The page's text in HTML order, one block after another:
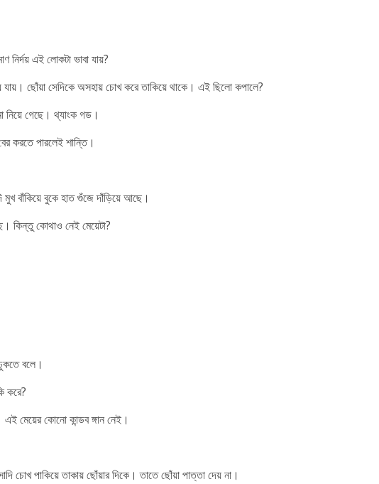
এই লোকটা ভাবা যায়?
যায়। ছোঁয়া সেদিকে অসহায় চোখ করে তাকিয়ে থাকে। এই ছিলো কপালে?
নিয়ে গেছে। থ্যাংক গড।
করতে পারলেই শান্তি।
মুখ বাঁকিয়ে বুকে হাত গুঁজে দাঁড়িয়ে আছে।
কিন্তু কোথাও নেই মেয়েটা?
বলে।
করে?
মেয়ের কোনো কান্ডব ঙ্গান নেই।
চোখ পাকিয়ে তাকায় ছোঁয়ার দিকে। তাতে ছোঁয়া পাত্তা দেয় না।